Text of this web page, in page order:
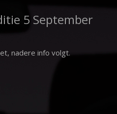
5 September
nadere info volgt.